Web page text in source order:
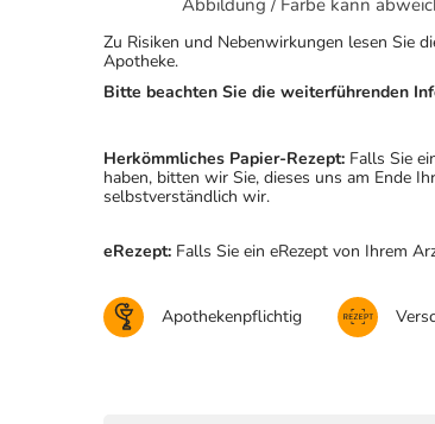
Zu Risiken und Nebenwirkungen lesen Sie
Apotheke.
Bitte beachten Sie die weiterführenden
Herkömmliches Papier-Rezept: Falls Sie
haben, bitten wir Sie, dieses uns am Ende
selbstverständlich wir.
eRezept: Falls Sie ein eRezept von Ihrem
Apothekenpflichtig